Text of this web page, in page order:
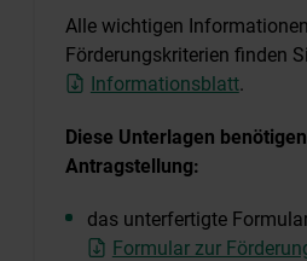
Alle wichtigen
Förderungskriterien finden
Informationsblatt.
Diese Unterlagen
Antragstellung:
das unterfertigte
Formular zur